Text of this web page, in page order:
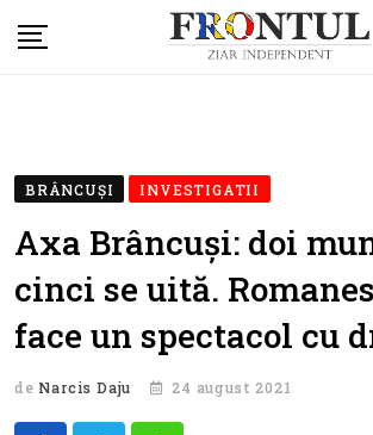
to
BRÂNCUŞI INVESTIGATII
Axa Brâncuși: doi
cinci se uită.
face un spectacol cu
de Narcis Daju 24 august 2021